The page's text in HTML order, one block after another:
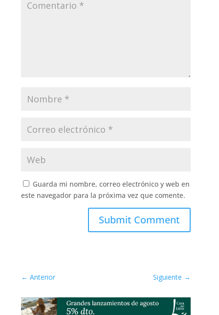
Guarda mi nombre, correo electrónico y web en
este navegador para la próxima vez que comente.
Submit Comment
←Anterior Siguiente →